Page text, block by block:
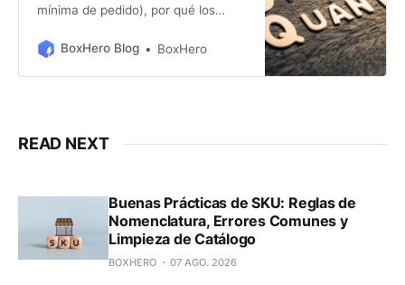
mínima de pedido), por qué los
influye en tus costos de inventario.
BoxHero Blog BoxHero
READ NEXT
Buenas Prácticas de SKU: Reglas de
Nomenclatura, Errores Comunes y
Limpieza de Catálogo
BOXHERO 07 AGO. 2026